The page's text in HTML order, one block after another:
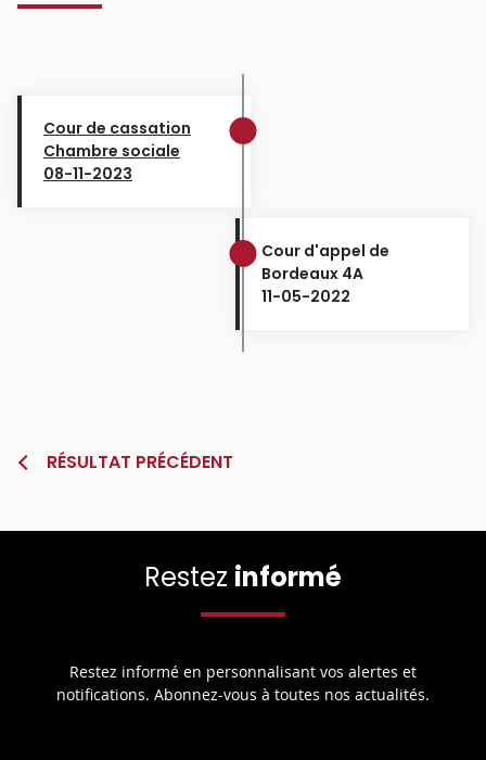
Cour de cassation
Chambre sociale
08-11-2023
Cour d'appel de
Bordeaux 4A
11-05-2022
RÉSULTAT PRÉCÉDENT
Restez informé
Restez informé en personnalisant vos alertes et
notifications. Abonnez-vous à toutes nos actualités.